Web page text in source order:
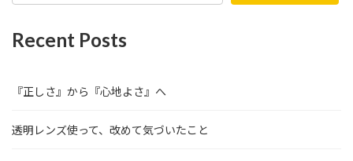
Recent Posts
『正しさ』から『心地よさ』へ
透明レンズ使って、改めて気づいたこと